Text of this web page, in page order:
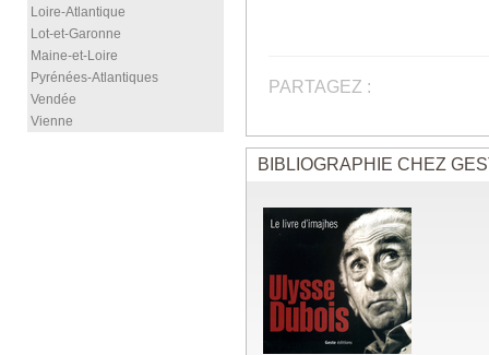
Loire-Atlantique
Lot-et-Garonne
Maine-et-Loire
Pyrénées-Atlantiques
Vendée
Vienne
PARTAGEZ :
BIBLIOGRAPHIE CHEZ